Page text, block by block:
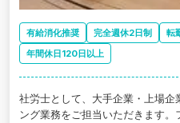
有給消化推奨 完全週休2日制 転
年間休日120日以上
社労士として、大手企業・上場
ング業務をご担当いただきます